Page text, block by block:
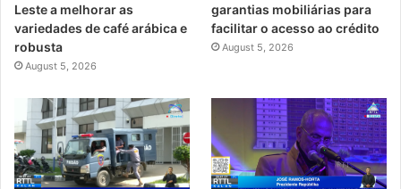
Leste a melhorar as
variedades de café arábica e
robusta
August 5, 2026
garantias mobiliárias para
facilitar o acesso ao crédito
August 5, 2026